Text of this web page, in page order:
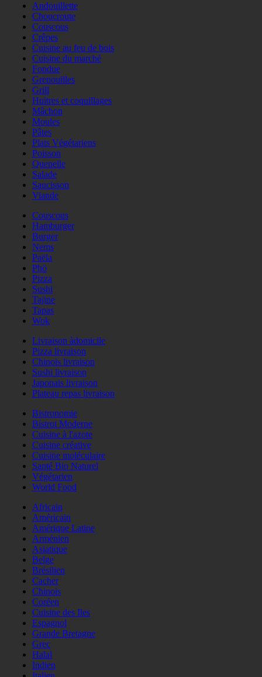
Andouillette
Choucroute
Couscous
Crêpes
Cuisine au feu de bois
Cuisine du marché
Fondue
Grenouilles
Grill
Huitres et coquillages
Mâchon
Moules
Pâtes
Plats Végétariens
Poisson
Quenelle
Salade
Saucisson
Viande
Couscous
Hamburger
Burger
Nems
Paëla
Phö
Pizza
Sushi
Tajine
Tapas
Wok
Livraison àdomicile
Pizza livraison
Chinois livraison
Sushi livraison
Japonais livraison
Plateau repas livraison
Bistronomie
Bistrot Moderne
Cuisine à l'azote
Cuisine créative
Cuisine moléculaire
Santé Bio Naturel
Végétarien
World Food
Africain
Américain
Amérique Latine
Arménien
Asiatique
Belge
Brésilien
Cacher
Chinois
Coréen
Cuisine des Iles
Espagnol
Grande Bretagne
Grec
Halal
Indien